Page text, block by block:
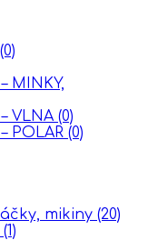
(0)
MINKY,
VLNA (0)
POLAR (0)
mikiny (20)
(1)